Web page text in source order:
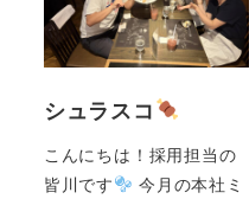
シュラスコ
こんにちは！採用担当の
皆川です
今月の本社ミ